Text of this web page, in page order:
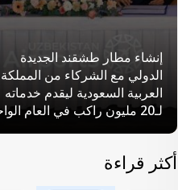
إنشاء مطار طشقند الجديدة
الدولي مع الشركاء من المملكة
العربية السعودية ليقدم خدماته
لـ20 مليون راكب في العام الواحد
أكثر قراءة